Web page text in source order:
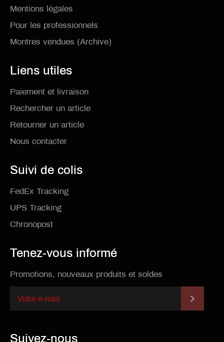
Mentions légales
Pour les professionnels
Montres vendues (Archive)
Liens utiles
Paiement et livraison
Rechercher un article
Retourner un article
Nous contacter
Suivi de colis
FedEx Tracking
UPS Tracking
Chronopost
Tenez-vous informé
Promotions, nouveaux produits et soldes
Suivez-nous